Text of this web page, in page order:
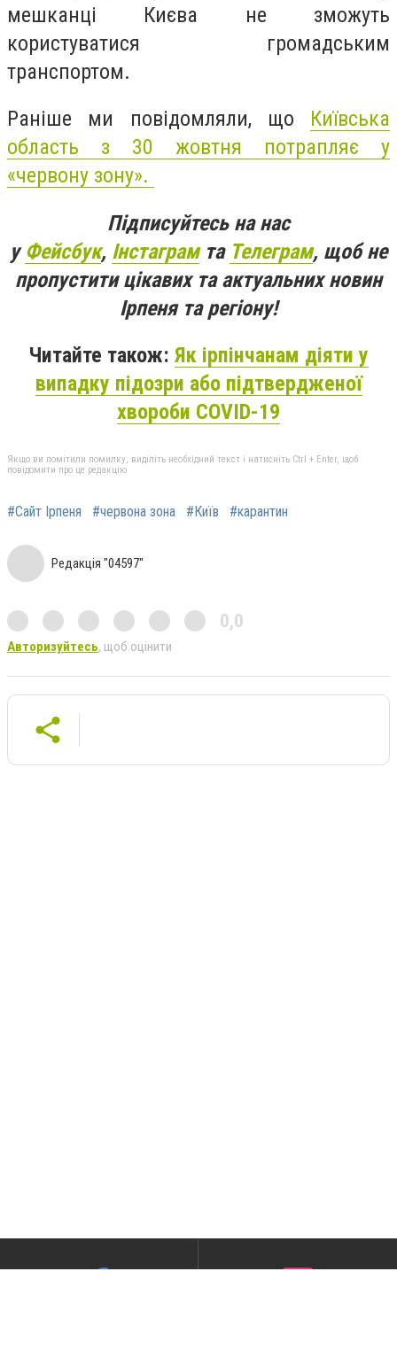
мешканці Києва не зможуть
користуватися громадським
транспортом.
Раніше ми повідомляли, що Київська
область з 30 жовтня потрапляє у
«червону зону».
Підписуйтесь на нас
уФейсбук, Інстаграмта Телеграм, щоб не
пропустити цікавих та актуальних новин
Ірпеня та регіону!
Читайте також: Як ірпінчанам діяти у
випадку підозри або підтвердженої
хвороби COVID-19
Якщо ви помітили помилку, виділіть необхідний текст і натисніть Ctrl + Enter, щоб
повідомити про це редакцію
#Сайт Ірпеня #червона зона #Київ #карантин
Редакція "04597"
0,0
Авторизуйтесь, щоб оцінити